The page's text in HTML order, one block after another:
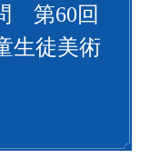
第60回
生徒美術